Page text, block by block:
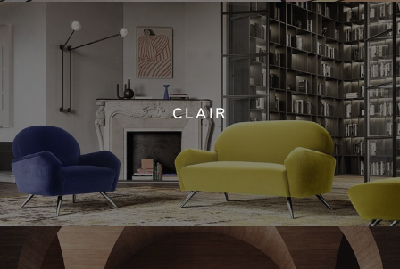
CLAIR